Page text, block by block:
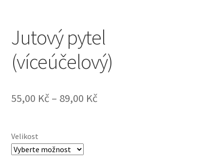
Jutový pytel
(víceúčelový)
55,00 Kč– 89,00 Kč
Velikost